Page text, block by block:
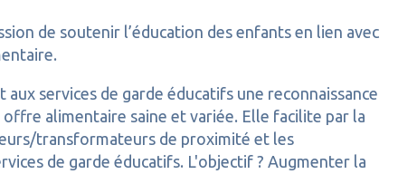
de soutenir l’éducation des enfants en lien avec
services de garde éducatifs une reconnaissance
alimentaire saine et variée. Elle facilite par la
transformateurs de proximité et les
de garde éducatifs. L'objectif ? Augmenter la